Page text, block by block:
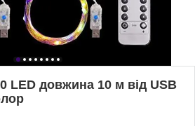
LED довжина 10 м від USB